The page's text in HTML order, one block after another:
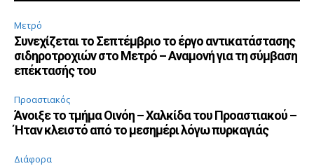
Μετρό
Συνεχίζεται το Σεπτέμβριο το έργο αντικατάστασης
σιδηροτροχιών στο Μετρό – Αναμονή για τη σύμβαση
επέκτασής του
Προαστιακός
Άνοιξε το τμήμα Οινόη – Χαλκίδα του Προαστιακού –
Ήταν κλειστό από το μεσημέρι λόγω πυρκαγιάς
Διάφορα